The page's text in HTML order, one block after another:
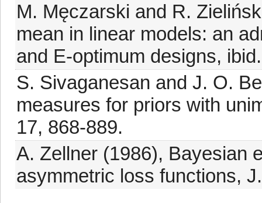
M. Męczarski and R.
mean in linear models: an
and E-optimum designs,
S. Sivaganesan and J. O.
measures for priors with
17, 868-889.
A. Zellner (1986), Bayesian
asymmetric loss functions,